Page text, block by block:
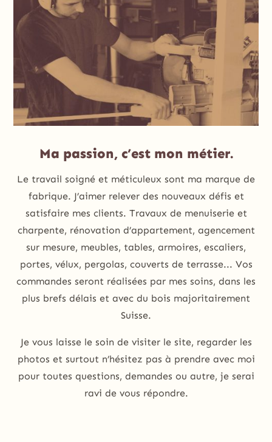
Ma passion, c’est mon métier.
Le travail soigné et méticuleux sont ma marque de
fabrique. J’aimer relever des nouveaux défis et
satisfaire mes clients. Travaux de menuiserie et
charpente, rénovation d’appartement, agencement
sur mesure, meubles, tables, armoires, escaliers,
portes, vélux, pergolas, couverts de terrasse... Vos
commandes seront réalisées par mes soins, dans les
plus brefs délais et avec du bois majoritairement
Suisse.
Je vous laisse le soin de visiter le site, regarder les
photos et surtout n’hésitez pas à prendre avec moi
pour toutes questions, demandes ou autre, je serai
ravi de vous répondre.